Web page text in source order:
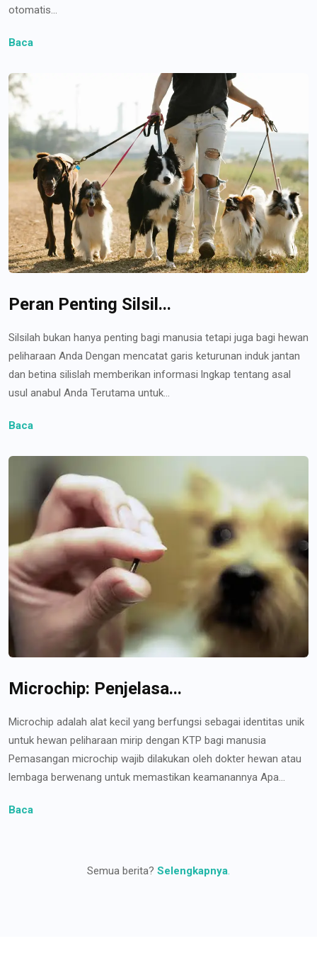
otomatis...
Baca
Peran Penting Silsil...
Silsilah bukan hanya penting bagi manusia tetapi juga bagi hewan
peliharaan Anda Dengan mencatat garis keturunan induk jantan
dan betina silislah memberikan informasi lngkap tentang asal
usul anabul Anda Terutama untuk...
Baca
Microchip: Penjelasa...
Microchip adalah alat kecil yang berfungsi sebagai identitas unik
untuk hewan peliharaan mirip dengan KTP bagi manusia
Pemasangan microchip wajib dilakukan oleh dokter hewan atau
lembaga berwenang untuk memastikan keamanannya Apa...
Baca
Semua berita? Selengkapnya